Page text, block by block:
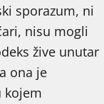
sporazum, ni
nisu mogli
žive unutar
ona je
kojem